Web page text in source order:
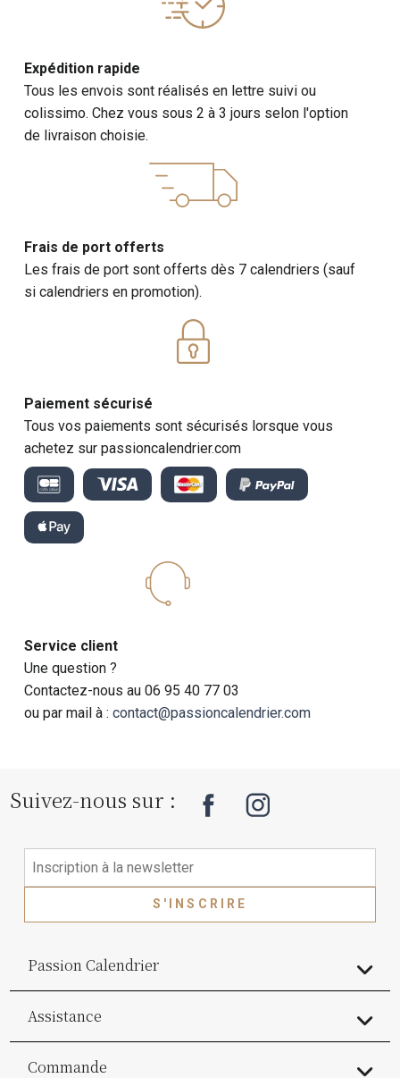
Expédition rapide
Tous les envois sont réalisés en lettre suivi ou
colissimo. Chez vous sous 2 à 3 jours selon l'option
de livraison choisie.
Frais de port offerts
Les frais de port sont offerts dès 7 calendriers (sauf
si calendriers en promotion).
Paiement sécurisé
Tous vos paiements sont sécurisés lorsque vous
achetez sur passioncalendrier.com
Service client
Une question ?
Contactez-nous au 06 95 40 77 03
ou par mail à :contact@passioncalendrier.com
Suivez-nous sur :
S'INSCRIRE
Passion Calendrier
Assistance
Commande